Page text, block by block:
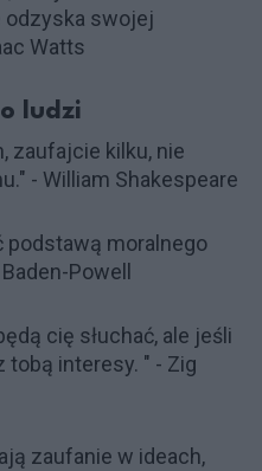
odzyska swojej
Watts
ludzi
zaufajcie kilku, nie
- William Shakespeare
podstawą moralnego
Powell
cię słuchać, ale jeśli
tobą interesy. " - Zig
zaufanie w ideach,